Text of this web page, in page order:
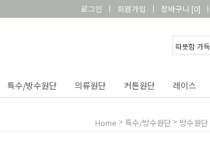
로그인 회원가입 장바구니 [0]
특수/방수원단 의류원단 커튼원단 레이스
Home > 특수/방수원단 > 방수원단